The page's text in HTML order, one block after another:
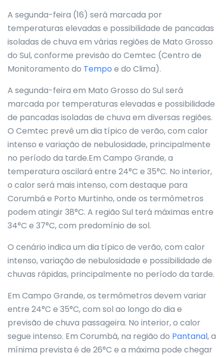
A segunda-feira (16) será marcada por
temperaturas elevadas e possibilidade de pancadas
isoladas de chuva em várias regiões de Mato Grosso
do Sul, conforme previsão do Cemtec (Centro de
Monitoramento do Tempo e do Clima).
A segunda-feira em Mato Grosso do Sul será
marcada por temperaturas elevadas e possibilidade
de pancadas isoladas de chuva em diversas regiões.
O Cemtec prevê um dia típico de verão, com calor
intenso e variação de nebulosidade, principalmente
no período da tarde.Em Campo Grande, a
temperatura oscilará entre 24°C e 35°C. No interior,
o calor será mais intenso, com destaque para
Corumbá e Porto Murtinho, onde os termômetros
podem atingir 38°C. A região Sul terá máximas entre
34°C e 37°C, com predomínio de sol.
O cenário indica um dia típico de verão, com calor
intenso, variação de nebulosidade e possibilidade de
chuvas rápidas, principalmente no período da tarde.
Em Campo Grande, os termômetros devem variar
entre 24°C e 35°C, com sol ao longo do dia e
previsão de chuva passageira. No interior, o calor
segue intenso. Em Corumbá, na região do Pantanal, a
mínima prevista é de 26°C e a máxima pode chegar